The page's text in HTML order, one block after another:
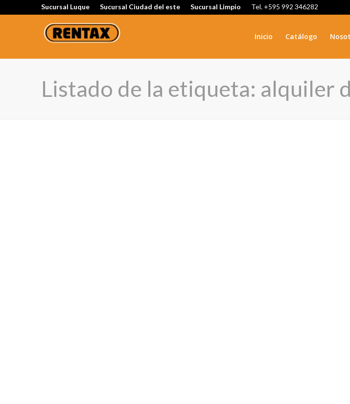
Sucursal Luque Sucursal Ciudad del este Sucursal Limpio Tel. +595 992 346282
Inicio Catálogo
Listado de la etiqueta: alquiler